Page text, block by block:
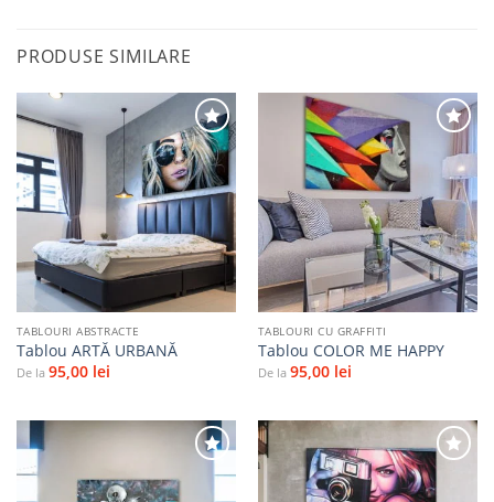
PRODUSE SIMILARE
Adaugă
la
favorite
TABLOURI ABSTRACTE
Tablou ARTĂ URBANĂ
De la 95,00 lei
Adaugă
la
favorite
TABLOURI CU GRAFFITI
Tablou COLOR ME HAPPY
De la 95,00 lei